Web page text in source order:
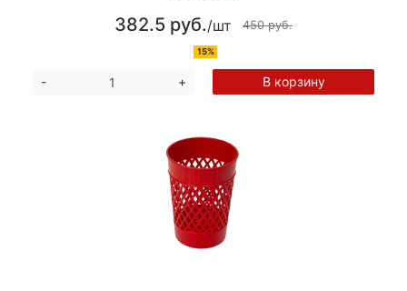
382.5 руб./шт 450 руб.
15%
- + В корзину